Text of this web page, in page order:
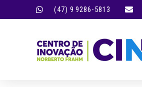
(47) 9 9286-5813